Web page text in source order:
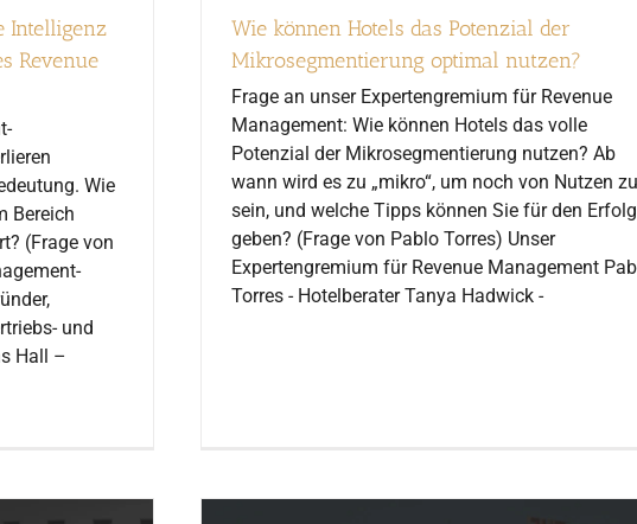
Intelligenz
Revenue
Wie
Bereich
(Frage von
und
Hall –
Wie können Hotels das Potenzial der
Mikrosegmentierung optimal nutzen?
Frage an unser Expertengremium für Revenue
Management: Wie können Hotels das volle
Potenzial der Mikrosegmentierung nutzen? Ab
wann wird es zu „mikro“, um noch von Nutzen zu
sein, und welche Tipps können Sie für den Erfolg
geben? (Frage von Pablo Torres) Unser
Expertengremium für Revenue Management
Torres - Hotelberater Tanya Hadwick -